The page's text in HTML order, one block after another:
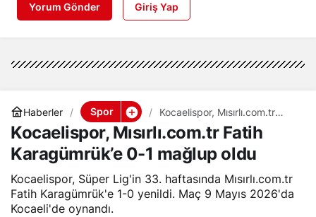
Yorum Gönder Giriş Yap
Haberler Spor
Kocaelispor, Mısırlı.com.tr
Fatih Karagümrük’e 0-1
mağlup oldu
Kocaelispor, Mısırlı.com.tr Fatih
Karagümrük’e 0-1 mağlup oldu
Kocaelispor, Süper Lig'in 33. haftasında Mısırlı.com.tr
Fatih Karagümrük'e 1-0 yenildi. Maç 9 Mayıs 2026'da
Kocaeli'de oynandı.